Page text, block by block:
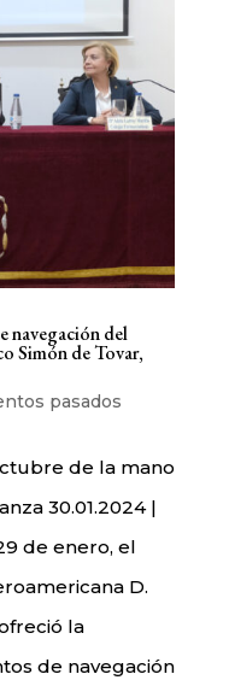
navegación del
Simón de Tovar,
pasados
de la mano
30.01.2024 |
de enero, el
D.
la
de navegación